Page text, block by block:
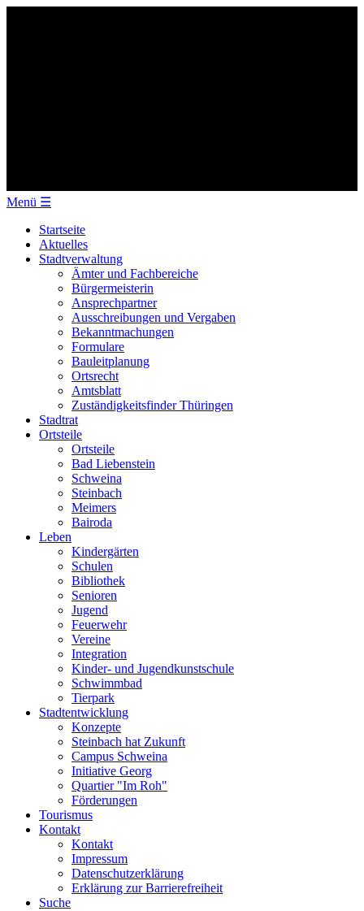
Menü ☰
Startseite
Aktuelles
Stadtverwaltung
Ämter und Fachbereiche
Bürgermeisterin
Ansprechpartner
Ausschreibungen und Vergaben
Bekanntmachungen
Formulare
Bauleitplanung
Ortsrecht
Amtsblatt
Zuständigkeitsfinder Thüringen
Stadtrat
Ortsteile
Ortsteile
Bad Liebenstein
Schweina
Steinbach
Meimers
Bairoda
Leben
Kindergärten
Schulen
Bibliothek
Senioren
Jugend
Feuerwehr
Vereine
Integration
Kinder- und Jugendkunstschule
Schwimmbad
Tierpark
Stadtentwicklung
Konzepte
Steinbach hat Zukunft
Campus Schweina
Initiative Georg
Quartier "Im Roh"
Förderungen
Tourismus
Kontakt
Kontakt
Impressum
Datenschutzerklärung
Erklärung zur Barrierefreiheit
Suche